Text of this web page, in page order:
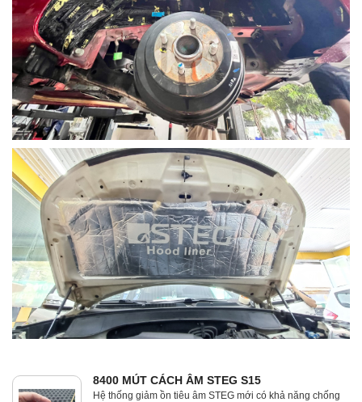
8400 MÚT CÁCH ÂM STEG S15
Hệ thống giảm ồn tiêu âm STEG mới có khả năng chống